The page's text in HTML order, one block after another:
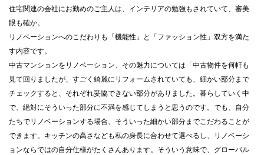
住宅関連の会社にお勤めのご主人は、インテリアの勉強もされていて、審美
眼も確か。
リノベーションへのこだわりも「機能性」と「ファッション性」双方を満た
す内容です。
中古マンションをリノベーション、その魅力については「中古物件を何軒も
見て回りましたが、すごく綺麗にリフォームされていても、細かい部分まで
チェックすると、それぞれ妥協できない部分がありました。暮らしていく中
で、絶対にそういった部分に不満を感じてしまうと思うのです。でも、自分
たちでリノベーションする場合、そういった細かい部分までこだわることが
できます。キッチンの高さなども私の身長に合わせて選べるし、リノベーシ
ョンならではの自分仕様がたくさんあります。そういう意味で、グローバル